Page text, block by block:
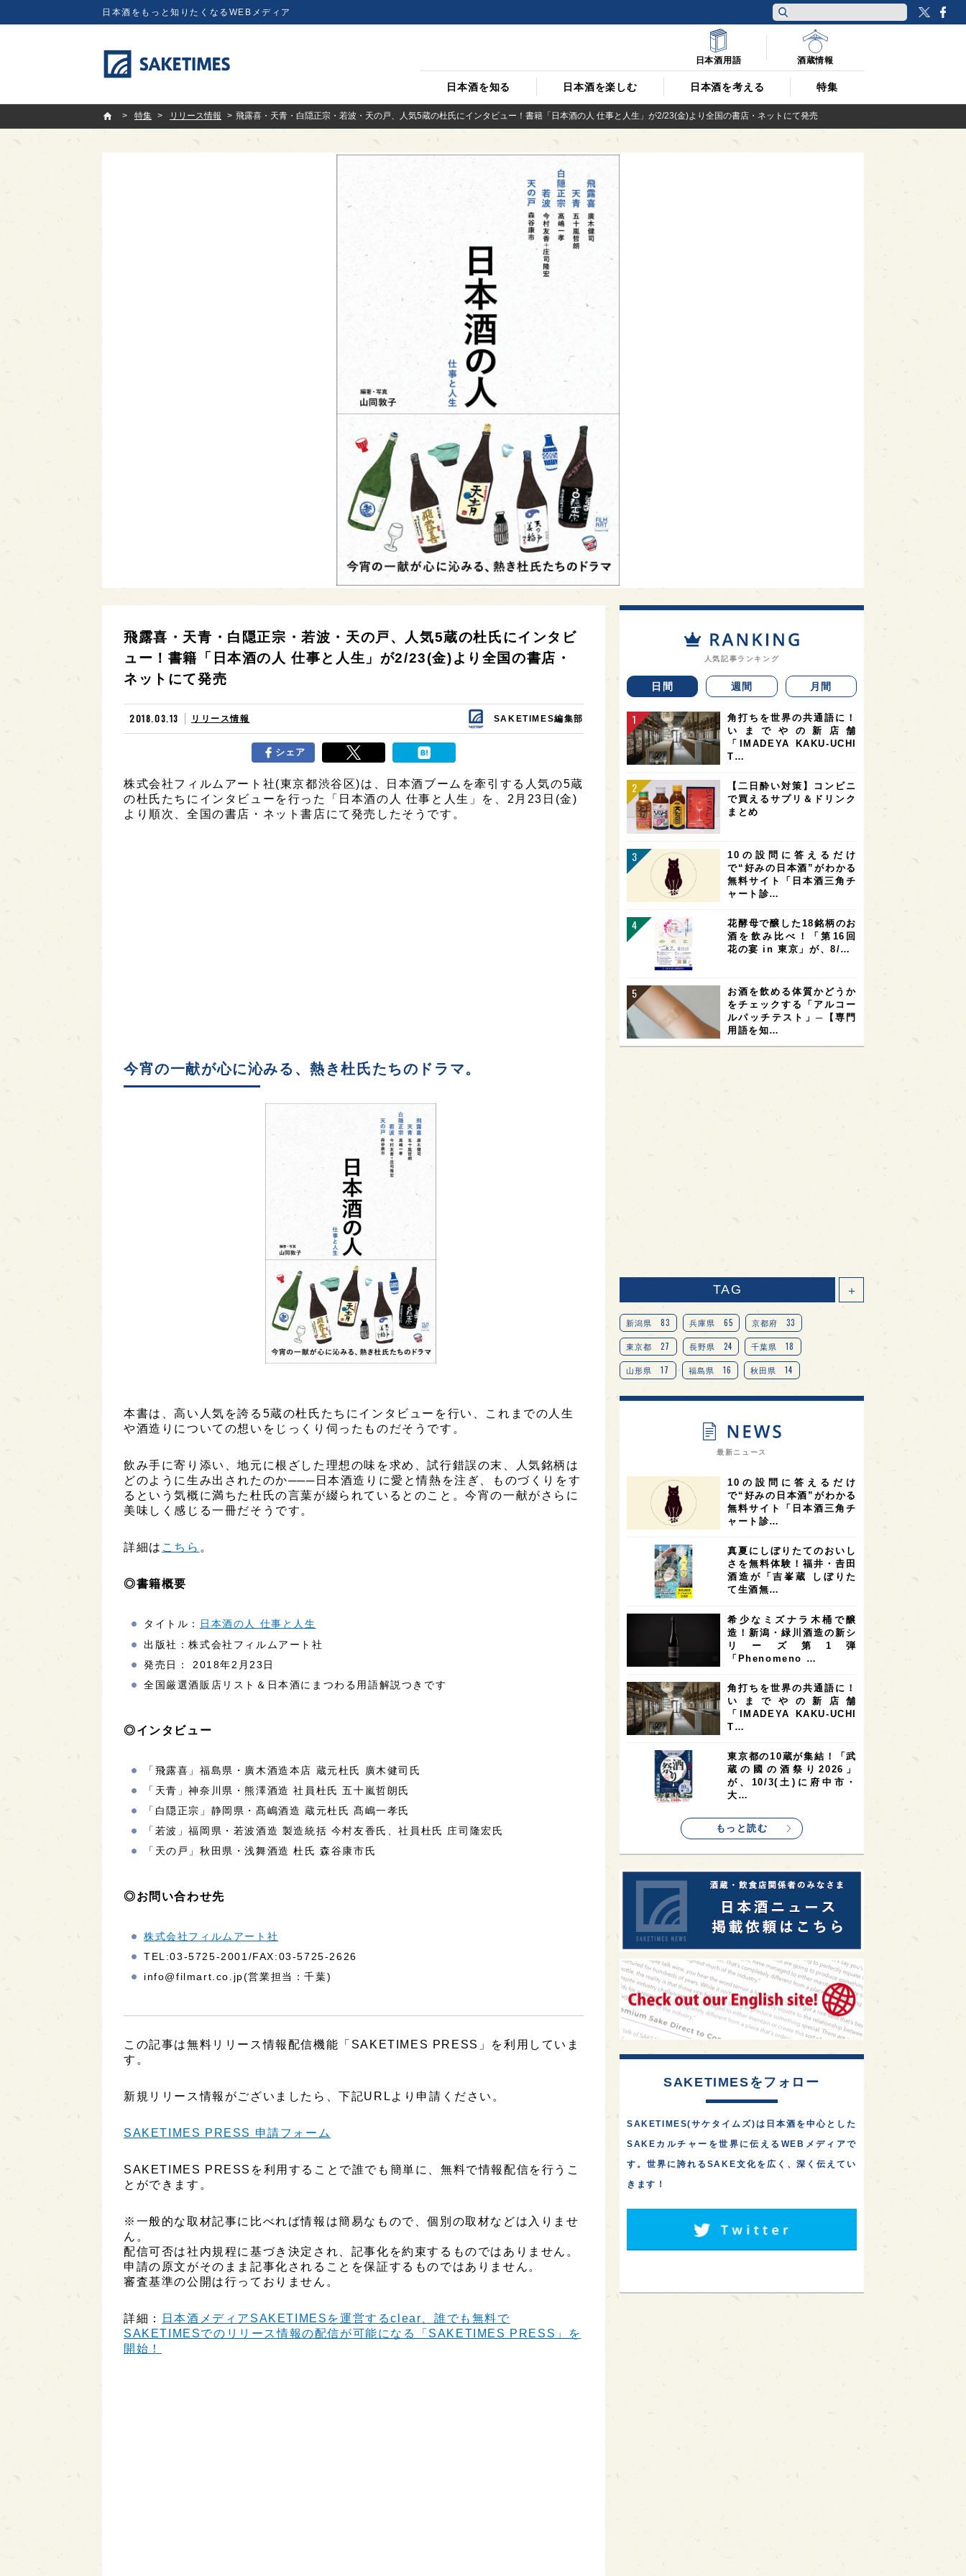
日本酒をもっと知りたくなるWEBメディア
日本酒を知る 日本酒を楽しむ 日本酒を考える 特集
日本酒用語 酒蔵情報
SAKETIMES
特集
リリース情報 飛露喜・天青・白隠正宗・若波・天の戸、人気5蔵の杜氏にインタビュー！書籍「日本酒の人 仕事と人生」が2/23(金)より全国の書店・ネットにて発売
飛露喜・天青・白隠正宗・若波・天の戸、人気5蔵の杜氏にインタビ
ュー！書籍「日本酒の人 仕事と人生」が2/23(金)より全国の書店・
ネットにて発売
2018.03.13 リリース情報 SAKETIMES編集部
シェア
株式会社フィルムアート社(東京都渋谷区)は、日本酒ブームを牽引する人気の5蔵
の杜氏たちにインタビューを行った「日本酒の人 仕事と人生」を、2月23日(金)
より順次、全国の書店・ネット書店にて発売したそうです。
今宵の一献が心に沁みる、熱き杜氏たちのドラマ。
本書は、高い人気を誇る5蔵の杜氏たちにインタビューを行い、これまでの人生
や酒造りについての想いをじっくり伺ったものだそうです。
飲み手に寄り添い、地元に根ざした理想の味を求め、試行錯誤の末、人気銘柄は
どのように生み出されたのか───日本酒造りに愛と情熱を注ぎ、ものづくりをす
るという気概に満ちた杜氏の言葉が綴られているとのこと。今宵の一献がさらに
美味しく感じる一冊だそうです。
詳細は こちら 。
◎書籍概要
タイトル：
日本酒の人 仕事と人生
出版社：株式会社フィルムアート社
発売日： 2018年2月23日
全国厳選酒販店リスト＆日本酒にまつわる用語解説つきです
◎インタビュー
「飛露喜」福島県・廣木酒造本店 蔵元杜氏 廣木健司氏
「天青」神奈川県・熊澤酒造 社員杜氏 五十嵐哲朗氏
「白隠正宗」静岡県・髙嶋酒造 蔵元杜氏 髙嶋一孝氏
「若波」福岡県・若波酒造 製造統括 今村友香氏、社員杜氏 庄司隆宏氏
「天の戸」秋田県・浅舞酒造 杜氏 森谷康市氏
◎お問い合わせ先
株式会社フィルムアート社
TEL:03-5725-2001/FAX:03-5725-2626
info@filmart.co.jp(営業担当：千葉)
この記事は無料リリース情報配信機能「SAKETIMES PRESS」を利用していま
す。
新規リリース情報がございましたら、下記URLより申請ください。
SAKETIMES PRESS 申請フォーム
SAKETIMES PRESSを利用することで誰でも簡単に、無料で情報配信を行うこ
とができます。
※一般的な取材記事に比べれば情報は簡易なもので、個別の取材などは入りませ
ん。
配信可否は社内規程に基づき決定され、記事化を約束するものではありません。
申請の原文がそのまま記事化されることを保証するものではありません。
審査基準の公開は行っておりません。
詳細：
日本酒メディアSAKETIMESを運営するclear、誰でも無料で
SAKETIMESでのリリース情報の配信が可能になる「SAKETIMES PRESS」を
開始！
人気記事ランキング
日間 週間 月間
角打ちを世界の共通語に！
いまでやの新店舗
「IMADEYA KAKU-UCHI
T…
【二日酔い対策】コンビニ
で買えるサプリ＆ドリンク
まとめ
10の設問に答えるだけ
で“好みの日本酒”がわかる
無料サイト「日本酒三角チ
ャート診…
花酵母で醸した18銘柄のお
酒を飲み比べ！「第16回
花の宴 in 東京」が、8/…
お酒を飲める体質かどうか
をチェックする「アルコー
ルパッチテスト」─【専門
用語を知…
TAG ＋
新潟県 83 兵庫県 65 京都府 33
東京都 27 長野県 24 千葉県 18
山形県 17 福島県 16 秋田県 14
愛知県 14 宮城県 14 岐阜県 13
オピニオンリーダーの視点 9
奈良県 滋賀県 7 和歌山県 6
富山県 6 フランス 6 高知県 5 島根県 5
4 アメリカ 4 神奈川県 4
4 三重県 大阪府 3
オーストラリア 台湾 2 アジア 2
SAKEの時代を生きる 静岡県 1 長崎県
全蔵めぐり 1 シンガポール 1 カナダ 1
群馬県 1 熊本県 徳島県
イギリス 1 ノルウェー 1 新宿区 1
歌舞伎町 1 1 鳥取県 1
saketimes_image_4
最新ニュース
10の設問に答えるだけ
で“好みの日本酒”がわかる
無料サイト「日本酒三角チ
ャート診…
真夏にしぼりたてのおいし
さを無料体験！福井・𠮷田
酒造が「吉峯蔵 しぼりた
て生酒無…
希少なミズナラ木桶で醸
造！新潟・緑川酒造の新シ
リーズ第1弾
「Phenomeno …
角打ちを世界の共通語に！
いまでやの新店舗
「IMADEYA KAKU-UCHI
T…
東京都の10蔵が集結！「武
蔵の國の酒祭り2026」
が、10/3(土)に府中市・
大…
もっと読む
SAKETIMESをフォロー
SAKETIMES(サケタイムズ)は日本酒を中心とした
SAKEカルチャーを世界に伝えるWEBメディアで
す。世界に誇れるSAKE文化を広く、深く伝えてい
きます！